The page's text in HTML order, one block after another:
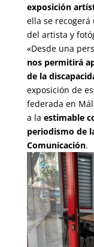
exposición
ella se recogerá
del artista y
«Desde una
nos permitirá
de la
exposición de
federada en
a la estimable
periodismo de
Comunicación.